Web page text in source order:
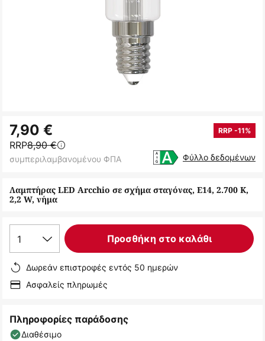
στην
αρχή
της
εικόνων
Λαμπτήρας LED Arcchio σε σχήμα σταγόνας, E14, 2.700 K,
2,2 W, νήμα
7,90 € RRP -11%
RRP8,90 €
συμπεριλαμβανομένου ΦΠΑ Φύλλο δεδομένων
1 Προσθήκη στο καλάθι
Δωρεάν επιστροφές εντός 50 ημερών
Ασφαλείς πληρωμές
Πληροφορίες παράδοσης
Διαθέσιμο